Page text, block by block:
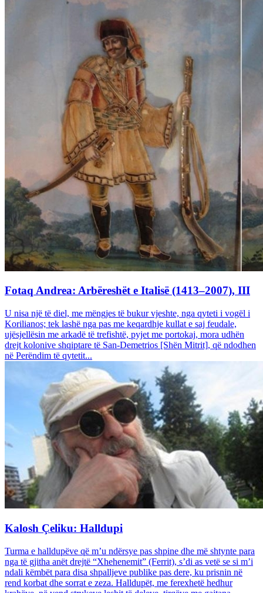
Fotaq Andrea: Arbëreshët e Italisë (1413–2007), III
U nisa një të diel, me mëngjes të bukur vjeshte, nga qyteti i vogël i
Korilianos; tek lashë nga pas me keqardhje kullat e saj feudale,
ujësjellësin me arkadë të trefishtë, pyjet me portokaj, mora udhën
drejt kolonive shqiptare të San-Demetrios [Shën Mitrit], që ndodhen
në Perëndim të qytetit...
Kalosh Çeliku: Halldupi
Turma e halldupëve që m’u ndërsye pas shpine dhe më shtynte para
nga të gjitha anët drejtë “Xhehenemit” (Ferrit), s’di as vetë se si m’i
ndali këmbët para disa shpalljeve publike pas dere, ku prisnin në
rend korbat dhe sorrat e zeza. Halldupët, me ferexhetë hedhur